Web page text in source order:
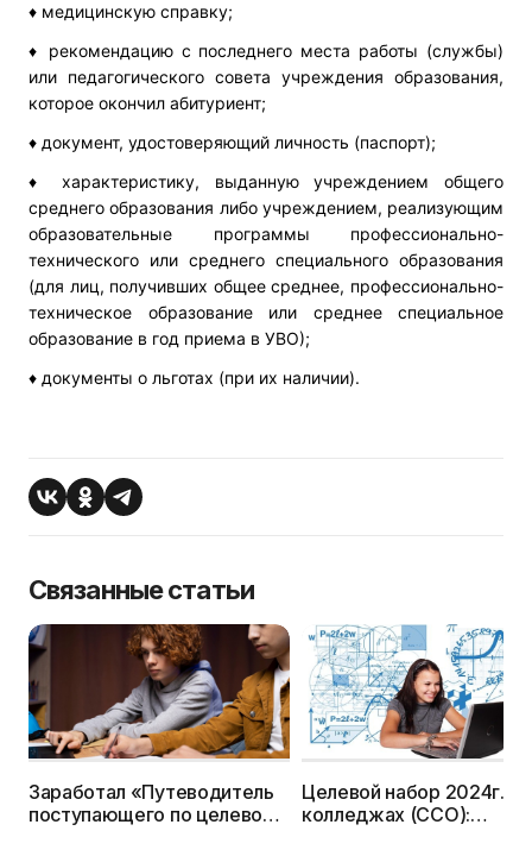
♦ медицинскую справку;
♦ рекомендацию с последнего места работы (службы)
или педагогического совета учреждения образования,
которое окончил абитуриент;
♦ документ, удостоверяющий личность (паспорт);
♦ характеристику, выданную учреждением общего
среднего образования либо учреждением, реализующим
образовательные программы профессионально-
технического или среднего специального образования
(для лиц, получивших общее среднее, профессионально-
техническое образование или среднее специальное
образование в год приема в УВО);
♦ документы о льготах (при их наличии).
Связанные статьи
Заработал «Путеводитель
поступающего по целевому
Целевой набор 2024г. в
колледжах (ССО):